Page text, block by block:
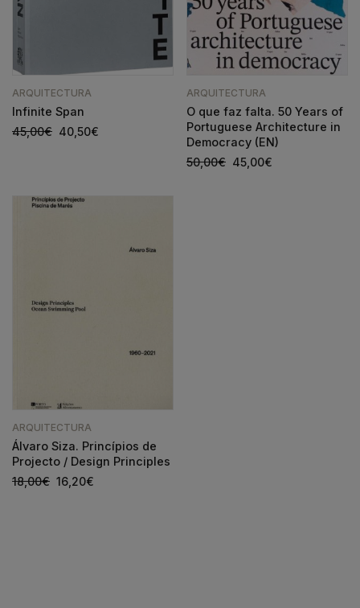
ARQUITECTURA
Infinite Span
45,00€ 40,50€
ARQUITECTURA
O que faz falta. 50 Years of
Portuguese Architecture in
Democracy (EN)
50,00€ 45,00€
ARQUITECTURA
Álvaro Siza. Princípios de
Projecto / Design Principles
18,00€ 16,20€